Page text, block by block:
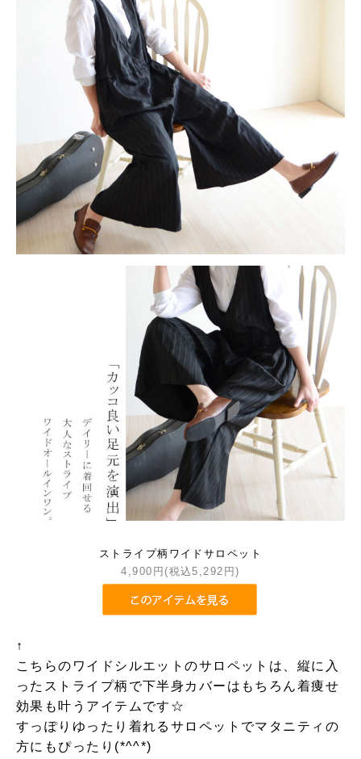
ストライプ柄ワイドサロペット
4,900円(税込5,292円)
↑
こちらのワイドシルエットのサロペットは、縦に入
ったストライプ柄で下半身カバーはもちろん着痩せ
効果も叶うアイテムです☆
すっぽりゆったり着れるサロペットでマタニティの
方にもぴったり(*^^*)